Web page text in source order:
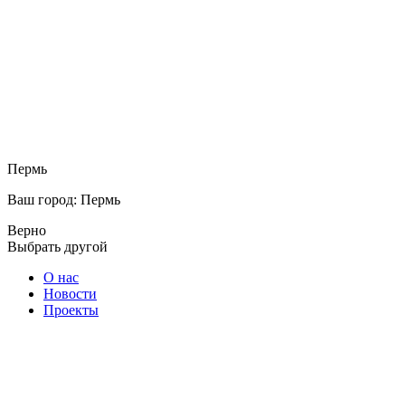
Пермь
Ваш город: Пермь
Верно
Выбрать другой
О нас
Новости
Проекты